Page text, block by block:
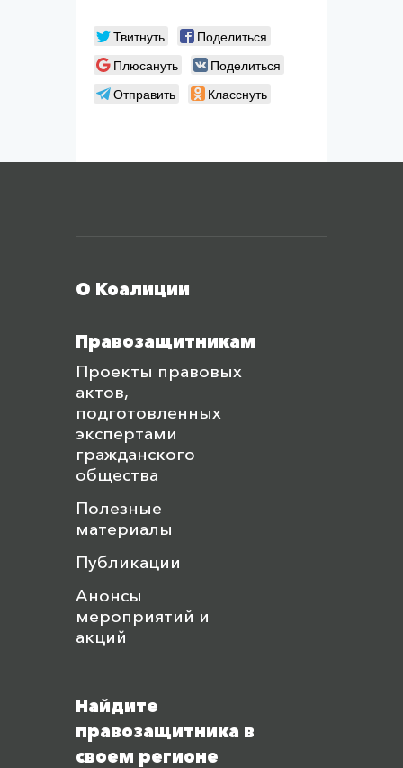
Твитнуть
Поделиться
Плюсануть
Поделиться
Отправить
Класснуть
О Коалиции
Правозащитникам
Проекты правовых
актов,
подготовленных
экспертами
гражданского
общества
Полезные
материалы
Публикации
Анонсы
мероприятий и
акций
Найдите
правозащитника в
своем регионе